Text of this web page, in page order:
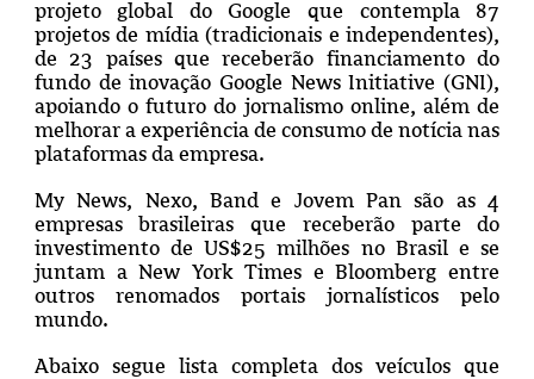
projeto global do Google que contempla 87
projetos de mídia (tradicionais e independentes),
de 23 países que receberão financiamento do
fundo de inovação Google News Initiative (GNI),
apoiando o futuro do jornalismo online, além de
melhorar a experiência de consumo de notícia nas
plataformas da empresa.
My News, Nexo, Band e Jovem Pan são as 4
empresas brasileiras que receberão parte do
investimento de US$25 milhões no Brasil e se
juntam a New York Times e Bloomberg entre
outros renomados portais jornalísticos pelo
mundo.
Abaixo segue lista completa dos veículos que